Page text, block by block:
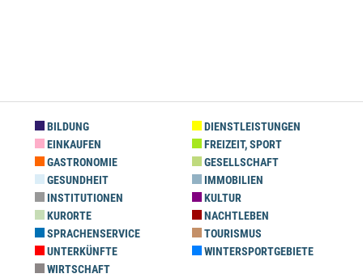
BILDUNG
DIENSTLEISTUNGEN
EINKAUFEN
FREIZEIT, SPORT
GASTRONOMIE
GESELLSCHAFT
GESUNDHEIT
IMMOBILIEN
INSTITUTIONEN
KULTUR
KURORTE
NACHTLEBEN
SPRACHENSERVICE
TOURISMUS
UNTERKÜNFTE
WINTERSPORTGEBIETE
WIRTSCHAFT